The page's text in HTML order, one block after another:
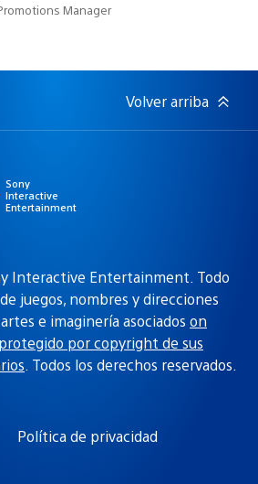
Manager
Volver arriba
Sony
Interactive
Entertainment
Interactive Entertainment. Todo
juegos, nombres y direcciones
e imaginería asociados on
por copyright de sus
. Todos los derechos reservados.
Política de privacidad